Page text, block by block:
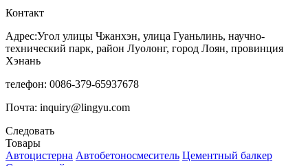
Контакт
Адрес:Угол улицы Чжанхэн, улица Гуаньлинь, научно-
технический парк, район Луолонг, город Лоян, провинция
Хэнань
телефон: 0086-379-65937678
Почта: inquiry@lingyu.com
Следовать
Товары
Автоцистерна Автобетоносмеситель Цементный балкер